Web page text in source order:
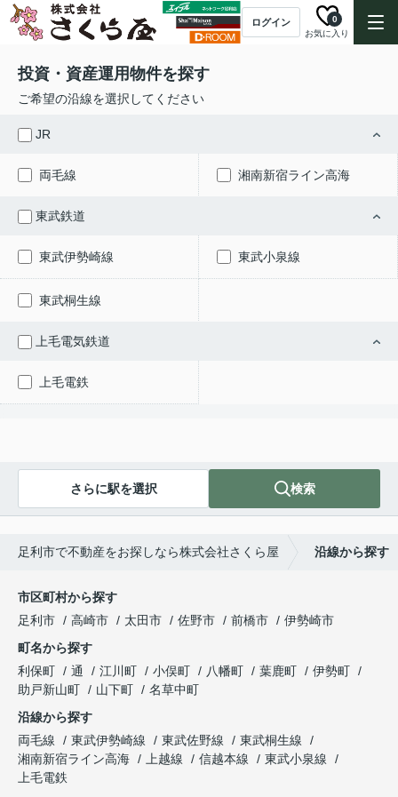
ログイン
お気に入り
0
投資・資産運用物件を探す
ご希望の沿線を選択してください
JR
両毛線 湘南新宿ライン高海
東武鉄道
東武伊勢崎線 東武小泉線
東武桐生線
上毛電気鉄道
上毛電鉄
さらに駅を選択 検索
足利市で不動産をお探しなら株式会社さくら屋 沿線から探す
市区町村から探す
足利市
高崎市 太田市 佐野市 前橋市
伊勢崎市
町名から探す
利保町
通 江川町 小俣町 八幡町 葉鹿町
伊勢町
助戸新山町
山下町
名草中町
沿線から探す
両毛線
東武伊勢崎線 東武佐野線
東武桐生線
湘南新宿ライン高海
上越線 信越本線
東武小泉線
上毛電鉄